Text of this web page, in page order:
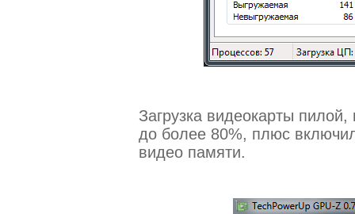
Загрузка видеокарты
до более 80%, плюс
видео памяти.